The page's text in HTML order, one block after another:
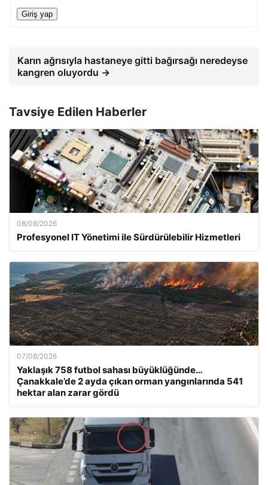
Giriş yap
Karın ağrısıyla hastaneye gitti bağırsağı neredeyse
kangren oluyordu →
Tavsiye Edilen Haberler
08/08/2026
Profesyonel IT Yönetimi ile Sürdürülebilir Hizmetleri
07/08/2026
Yaklaşık 758 futbol sahası büyüklüğünde…
Çanakkale’de 2 ayda çıkan orman yangınlarında 541
hektar alan zarar gördü